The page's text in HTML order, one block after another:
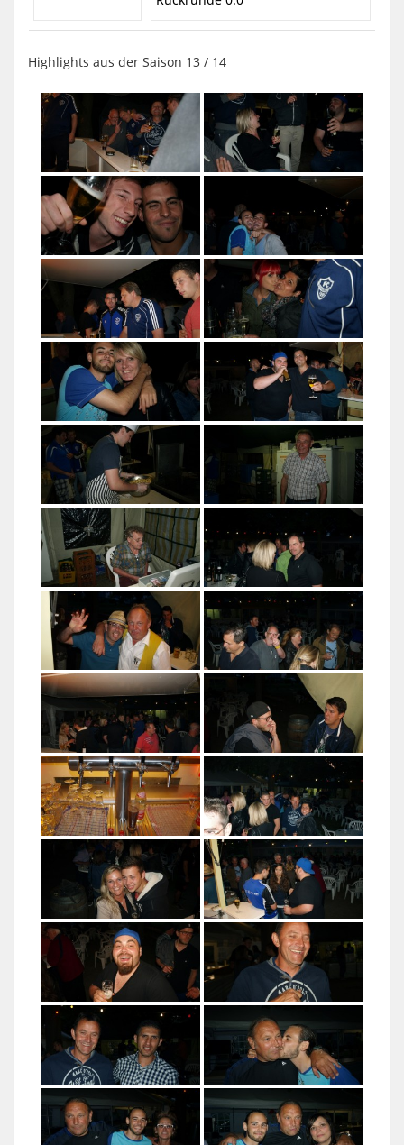
Highlights aus der Saison 13 / 14